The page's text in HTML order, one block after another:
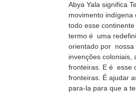
Abya Yala significa
movimento indígena
todo esse
termo é uma
orientado por nossa
invenções coloniais,
fronteiras. E é esse
fronteiras. É ajudar
para-la para que a